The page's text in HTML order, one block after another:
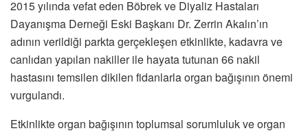
2015 yılında vefat eden Böbrek ve Diyaliz Hastaları
Dayanışma Derneği Eski Başkanı Dr. Zerrin Akalın’ın
adının verildiği parkta gerçekleşen etkinlikte, kadavra ve
canlıdan yapılan nakiller ile hayata tutunan 66 nakil
hastasını temsilen dikilen fidanlarla organ bağışının önemi
vurgulandı.
Etkinlikte organ bağışının toplumsal sorumluluk ve organ